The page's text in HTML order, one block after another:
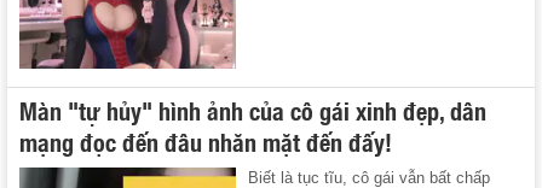
Màn "tự hủy" hình ảnh của cô gái xinh đẹp, dân
mạng đọc đến đâu nhăn mặt đến đấy!
Biết là tục tĩu, cô gái vẫn bất chấp